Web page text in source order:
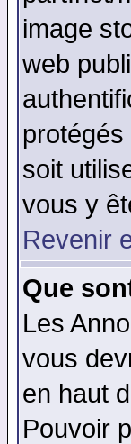
image
web
soit
vous y
Revenir
Que
Les
vous
en haut
Pouvoir